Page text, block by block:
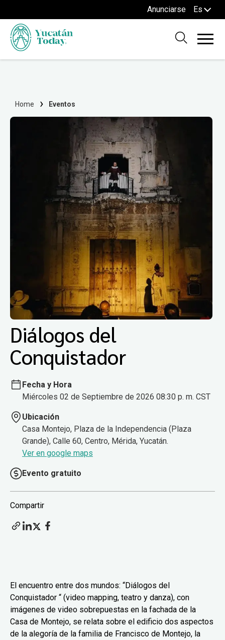
Anunciarse Es
Home Eventos
Diálogos del
Conquistador
Fecha y Hora
Miércoles 02 de Septiembre de 2026 08:30 p. m. CST
Ubicación
Casa Montejo, Plaza de la Independencia (Plaza
Grande), Calle 60, Centro, Mérida, Yucatán.
Ver en google maps
Evento gratuito
Compartir
El encuentro entre dos mundos: “Diálogos del
Conquistador “ (video mapping, teatro y danza), con
imágenes de video sobrepuestas en la fachada de la
Casa de Montejo, se relata sobre el edificio dos aspectos
de la alegoría de la familia de Francisco de Montejo, la